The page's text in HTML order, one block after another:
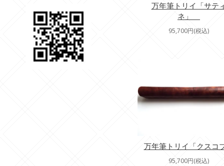
万年筆トリイ「サテ
ネ」
95,700円(税込)
万年筆トリイ「クスコ
95,700円(税込)